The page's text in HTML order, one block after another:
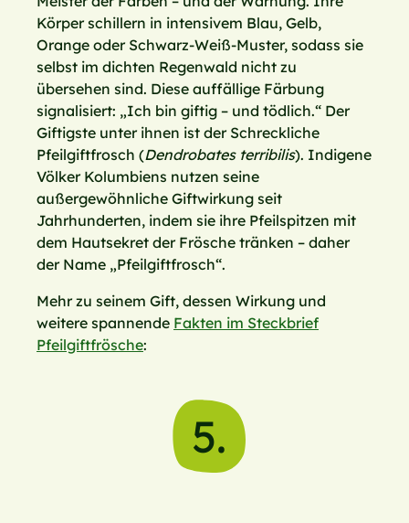
Körper schillern in intensivem Blau, Gelb,
Orange oder Schwarz-Weiß-Muster, sodass sie
selbst im dichten Regenwald nicht zu
übersehen sind. Diese auffällige Färbung
signalisiert: „Ich bin giftig – und tödlich.“ Der
Giftigste unter ihnen ist der Schreckliche
Pfeilgiftfrosch (Dendrobates terribilis). Indigene
Völker Kolumbiens nutzen seine
außergewöhnliche Giftwirkung seit
Jahrhunderten, indem sie ihre Pfeilspitzen mit
dem Hautsekret der Frösche tränken – daher
der Name „Pfeilgiftfrosch“.
Mehr zu seinem Gift, dessen Wirkung und
weitere spannende Fakten im Steckbrief
Pfeilgiftfrösche:
5.